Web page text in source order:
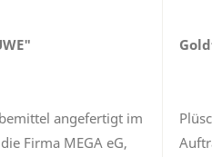
angefertigt im
Firma MEGA eG,